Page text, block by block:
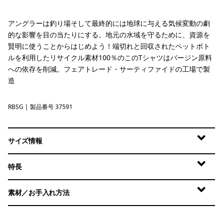
アングラーは釣り場そして最終的には地球に与える気候変動の劇
的な影響を目の当たりにする。地元の水域を守るために、資源を
賢明に使うことからはじめよう！端切れと回収されたペットボト
ルを利用したリサイクル素材100％のこのTシャツはバージン原料
への依存を削減。フェアトレード・サーティファイドの工場で製
造
Rainbow Run: Blue Sage
RBSG | 製品番号 37591
サイズ情報
特長
素材／お手入れ方法